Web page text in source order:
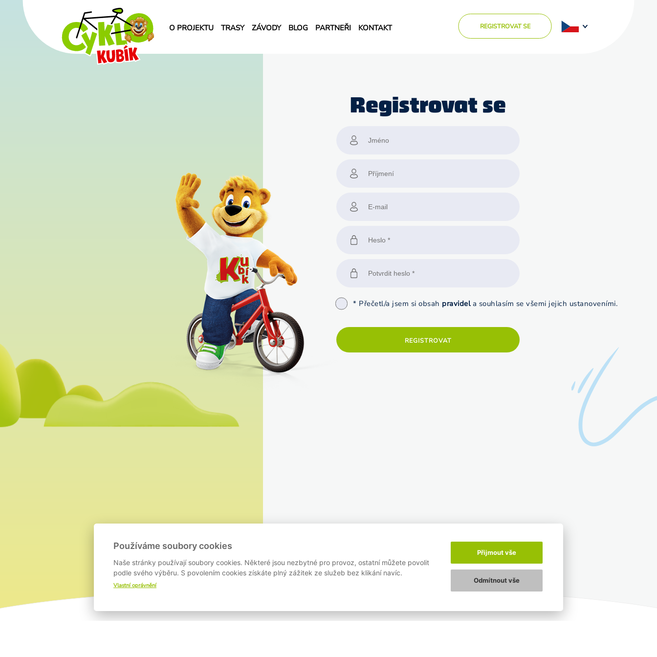
Používáme soubory cookies
Naše stránky používají soubory cookies. Některé jsou nezbytné pro provoz, ostatní můžete povolit
podle svého výběru. S povolením cookies získáte plný zážitek ze služeb bez klikání navíc.
Vlastní oprávnění
Přijmout vše
Odmítnout vše
O PROJEKTU TRASY ZÁVODY BLOG PARTNEŘI KONTAKT REGISTROVAT SE
Registrovat se
* Přečetl/a jsem si obsah pravidela souhlasím se všemi jejich ustanoveními.
REGISTROVAT